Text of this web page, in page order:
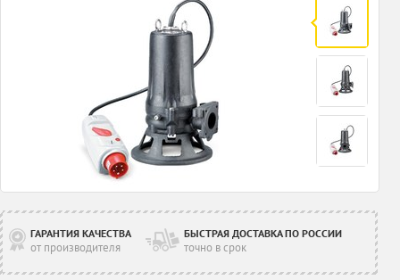
ГАРАНТИЯ КАЧЕСТВА
от производителя
БЫСТРАЯ ДОСТАВКА ПО РОССИИ
точно в срок